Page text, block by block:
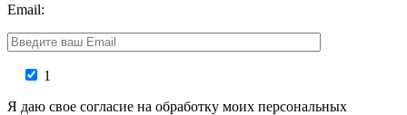
Email:
1
Я даю свое согласие на обработку моих персональных